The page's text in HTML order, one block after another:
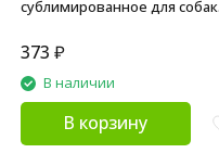
сублимированное для собак
373 ₽
В наличии
В корзину